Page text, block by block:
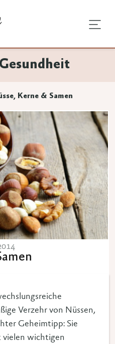
Kerne & Samen
Verzehr von Nüssen,
Geheimtipp: Sie
vielen wichtigen